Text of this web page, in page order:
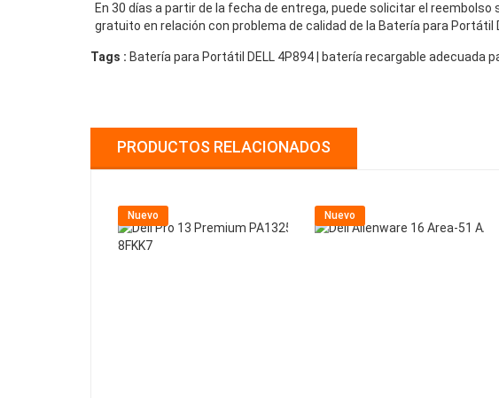
En 30 días a partir de la fecha de entrega, puede solicitar el
gratuito en relación con problema de calidad de la Batería para Portátil
Tags : Batería para Portátil DELL 4P894 | batería recargable adecuada
PRODUCTOS RELACIONADOS
Nuevo Nuevo